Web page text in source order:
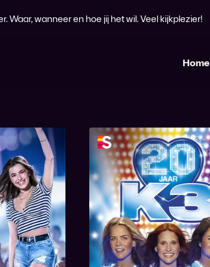
Waar, wanneer en hoe jij het wil. Veel kijkplezier!
Home
Strand 20 jaar K3